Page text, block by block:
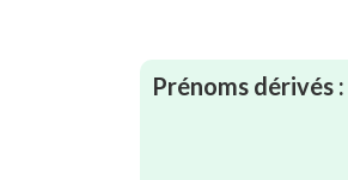
Prénoms dérivés :